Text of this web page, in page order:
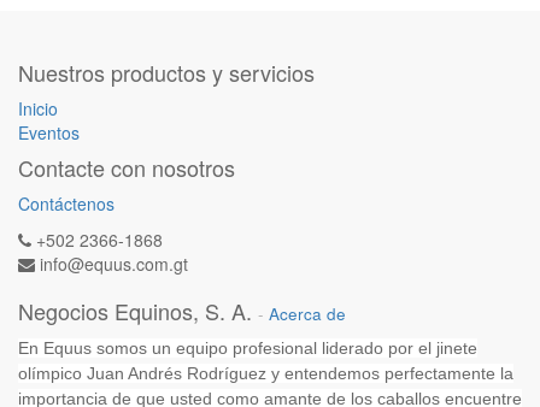
Nuestros productos y servicios
Inicio
Eventos
Contacte con nosotros
Contáctenos
+502 2366-1868
info@equus.com.gt
Negocios Equinos, S. A. - Acerca de
En Equus somos un equipo profesional liderado por el jinete
olímpico Juan Andrés Rodríguez y entendemos perfectamente la
importancia de que usted como amante de los caballos encuentre